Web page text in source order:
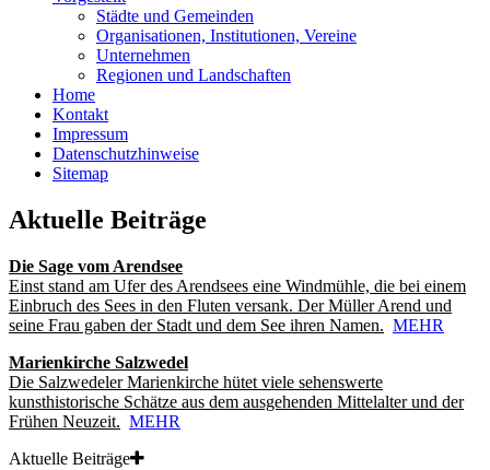
Städte und Gemeinden
Organisationen, Institutionen, Vereine
Unternehmen
Regionen und Landschaften
Home
Kontakt
Impressum
Datenschutzhinweise
Sitemap
Aktuelle Beiträge
Die Sage vom Arendsee
Einst stand am Ufer des Arendsees eine Windmühle, die bei einem
Einbruch des Sees in den Fluten versank. Der Müller Arend und
seine Frau gaben der Stadt und dem See ihren Namen. MEHR
Marienkirche Salzwedel
Die Salzwedeler Marienkirche hütet viele sehenswerte
kunsthistorische Schätze aus dem ausgehenden Mittelalter und der
Frühen Neuzeit. MEHR
Aktuelle Beiträge